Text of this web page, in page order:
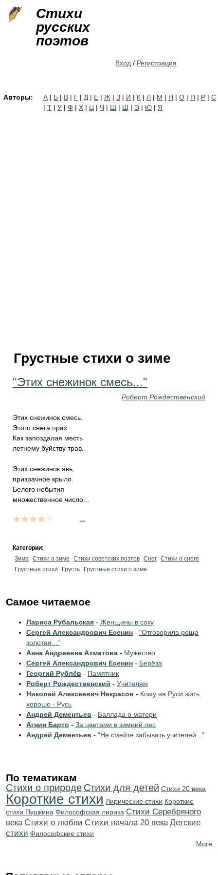
Стихи
русских
поэтов
Вход / Регистрация
Авторы: А | Б | В | Г | Д | Е | Ж | З | И | К | Л | М | Н | О | П | Р | С
| Т | У | Ф | Х | Ц | Ч | Ш | Щ | Э | Ю | Я
Грустные стихи о зиме
"Этих снежинок смесь..."
Роберт Рождественский
Этих снежинок смесь.
Этого снега прах.
Как запоздалая месть
летнему буйству трав.
Этих снежинок явь,
призрачное крыло.
Белого небытия
множественное число...
Категории:
Зима Стихи о зиме Стихи советских поэтов Снег Стихи о снеге
Грустные стихи
Грусть Грустные стихи о зиме
Самое читаемое
Лариса Рубальская - Женщины в соку
Сергей Александрович Есенин - "Отговорила роща
золотая..."
Анна Андреевна Ахматова - Мужество
Сергей Александрович Есенин - Берёза
Георгий Рублёв - Памятник
Роберт Рождественский - Учителям
Николай Алексеевич Некрасов - Кому на Руси жить
хорошо - Русь
Андрей Дементьев - Баллада о матери
Агния Барто - За цветами в зимний лес
Андрей Дементьев - "Не смейте забывать учителей..."
По тематикам
Стихи о природе Стихи для детей Стихи 20 века
Короткие стихи Лирические стихи Короткие
стихи Пушкина Философская лирика Cтихи Серебряного
века Стихи о любви Cтихи начала 20 века Детские
стихи Философские стихи
More